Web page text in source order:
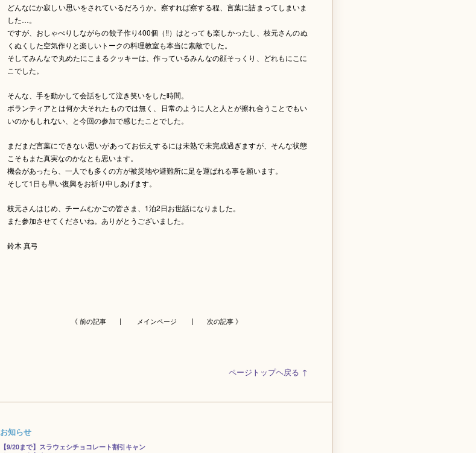
どんなにか寂しい思いをされているだろうか。察すれば察する程、言葉に詰まってしまいま
した…。
ですが、おしゃべりしながらの餃子作り400個（!!）はとっても楽しかったし、枝元さんのぬ
くぬくした空気作りと楽しいトークの料理教室も本当に素敵でした。
そしてみんなで丸めたにこまるクッキーは、作っているみんなの顔そっくり、どれもにこに
こでした。
そんな、手を動かして会話をして泣き笑いをした時間。
ボランティアとは何か大それたものでは無く、日常のように人と人とが擦れ合うことでもい
いのかもしれない、と今回の参加で感じたことでした。
まだまだ言葉にできない思いがあってお伝えするには未熟で未完成過ぎますが、そんな状態
こそもまた真実なのかなとも思います。
機会があったら、一人でも多くの方が被災地や避難所に足を運ばれる事を願います。
そして1日も早い復興をお祈り申しあげます。
枝元さんはじめ、チームむかごの皆さま、1泊2日お世話になりました。
また参加させてくださいね。ありがとうございました。
鈴木 真弓
《 前の記事 | メインページ | 次の記事 》
ページトップヘ戻る ↑
お知らせ
【9/20まで】スラウェシチョコレート割引キャン